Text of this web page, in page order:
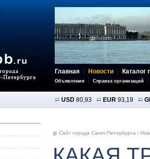
Главная Новости Каталог
Объявления Справка организаций
USD 80,93 EUR 93,19
Сайт города Санкт-Петербурга /